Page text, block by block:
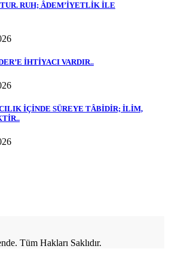
RUH; ÂDEM’İYETLİK İLE
İHTİYACI VARDIR..
İÇİNDE SÜREYE TÂBİDİR; İLİM,
Tüm Hakları Saklıdır.